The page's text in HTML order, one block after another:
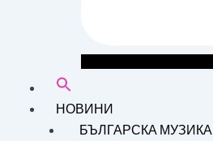
НОВИНИ
БЪЛГАРСКА МУЗИКА